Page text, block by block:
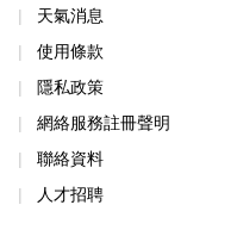
天氣消息
使用條款
隱私政策
網絡服務註冊聲明
聯絡資料
人才招聘